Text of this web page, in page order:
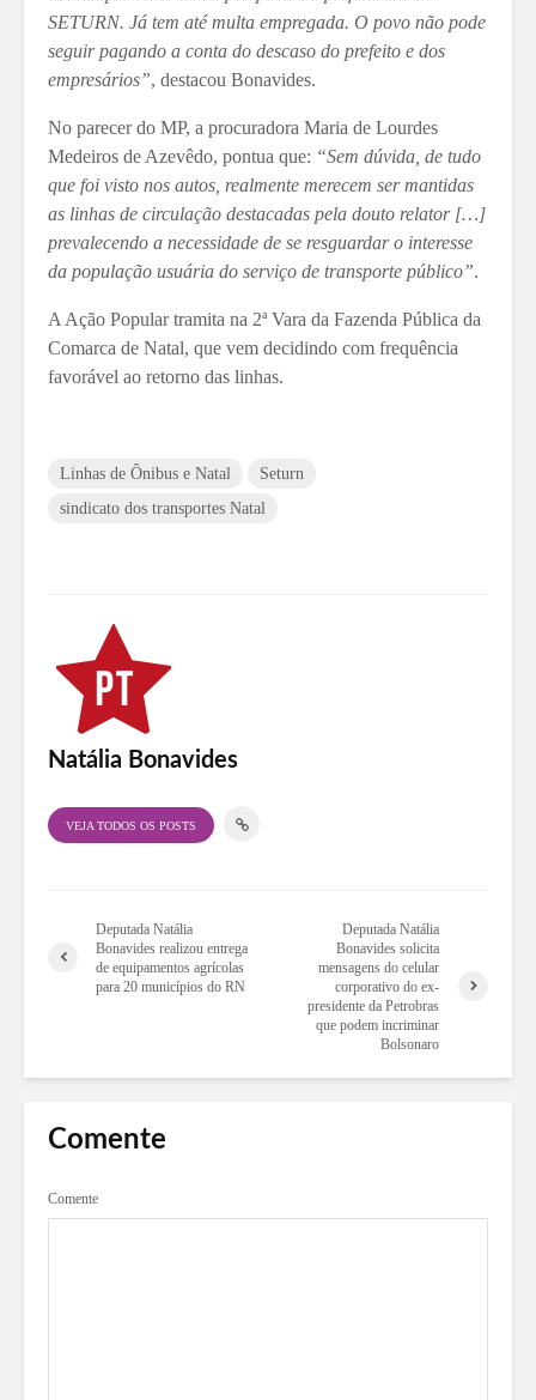
SETURN. Já tem até multa empregada. O povo não pode
seguir pagando a conta do descaso do prefeito e dos
empresários”, destacou Bonavides.
No parecer do MP, a procuradora Maria de Lourdes
Medeiros de Azevêdo, pontua que: “Sem dúvida, de tudo
que foi visto nos autos, realmente merecem ser mantidas
as linhas de circulação destacadas pela douto relator […]
prevalecendo a necessidade de se resguardar o interesse
da população usuária do serviço de transporte público”.
A Ação Popular tramita na 2ª Vara da Fazenda Pública da
Comarca de Natal, que vem decidindo com frequência
favorável ao retorno das linhas.
Linhas de Ônibus e Natal
Seturn
sindicato dos transportes Natal
Natália Bonavides
VEJA TODOS OS POSTS
Deputada Natália
Bonavides realizou entrega
de equipamentos agrícolas
para 20 municípios do RN
Deputada Natália
Bonavides solicita
mensagens do celular
corporativo do ex-
presidente da Petrobras
que podem incriminar
Bolsonaro
Comente
Comente